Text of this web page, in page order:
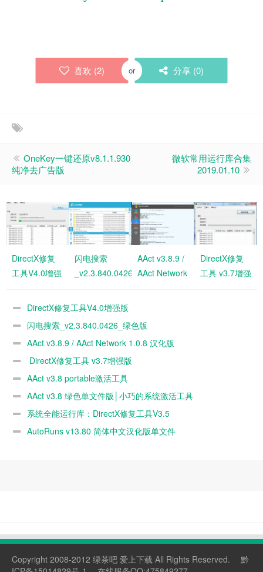
喜欢 (2) or 分享 (0)
OneKey一键还原v8.1.1.930
纯净去广告版
微软常用运行库合集
2019.01.10
DirectX修复
工具V4.0增强
闪电搜索
_v2.3.840.0426_
AAct v3.8.9 /
AAct Network
DirectX修复
工具 v3.7增强
DirectX修复工具V4.0增强版
闪电搜索_v2.3.840.0426_绿色版
AAct v3.8.9 / AAct Network 1.0.8 汉化版
DirectX修复工具 v3.7增强版
AAct v3.8 portable激活工具
AAct v3.8 绿色单文件版│小巧的系统激活工具
系统全能运行库：DirectX修复工具V3.5
AutoRuns v13.80 简体中文汉化版单文件
Copyright 2008-2012 绿茶吧 爱上下载 All Rights Reserved.
黔